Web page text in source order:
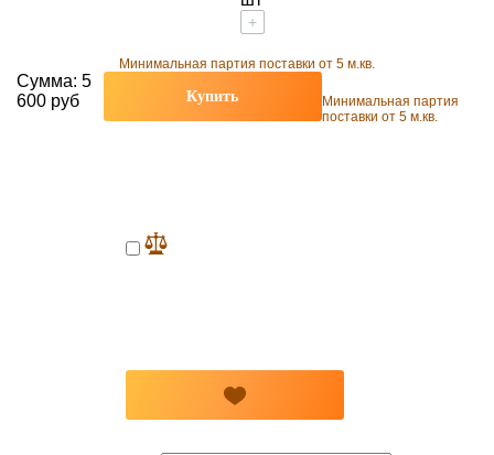
+
Минимальная партия поставки от 5 м.кв.
Сумма: 5
600 руб
Купить
Минимальная партия
поставки от 5 м.кв.